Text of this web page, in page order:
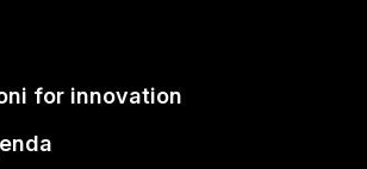
for innovation